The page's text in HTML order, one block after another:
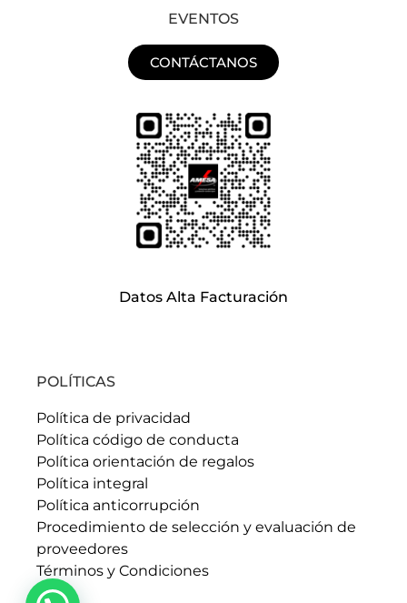
EVENTOS
CONTÁCTANOS
Datos Alta Facturación
POLÍTICAS
Política de privacidad
Política código de conducta
Política orientación de regalos
Política integral
Política anticorrupción
Procedimiento de selección y evaluación de
proveedores
Términos y Condiciones